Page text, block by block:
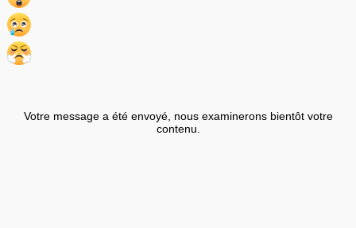
Votre message a été envoyé, nous examinerons bientôt votre
contenu.